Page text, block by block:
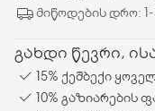
მიწოდების დრო:
გახდი წევრი,
15% ქეშბექი
10% გაზიარების